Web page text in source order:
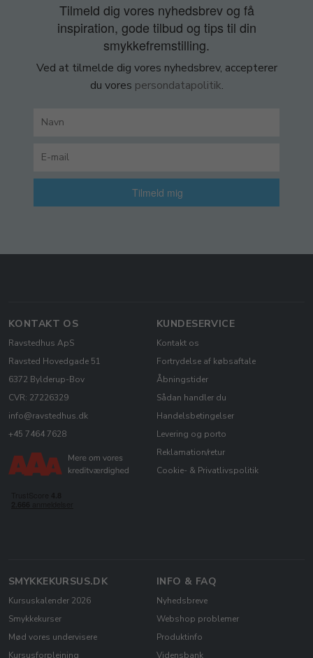
Tilmeld dig vores nyhedsbrev og få
inspiration, gode tilbud og tips til din
smykkefremstilling.
Ved at tilmelde dig vores nyhedsbrev, accepterer
du vores persondatapolitik.
Tilmeld mig
KONTAKT OS
Ravstedhus ApS
Ravsted Hovedgade 51
6372 Bylderup-Bov
CVR: 27226329
info@ravstedhus.dk
+45 7464 7628
KUNDESERVICE
Kontakt os
Fortrydelse af købsaftale
Åbningstider
Sådan handler du
Handelsbetingelser
Levering og porto
Reklamation/retur
Cookie- & Privatlivspolitik
SMYKKEKURSUS.DK
Kursuskalender 2026
Smykkekurser
Mød vores undervisere
Kursusforplejning
INFO & FAQ
Nyhedsbreve
Webshop problemer
Produktinfo
Vidensbank